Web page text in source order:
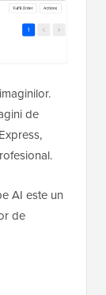
de
AI este un
de